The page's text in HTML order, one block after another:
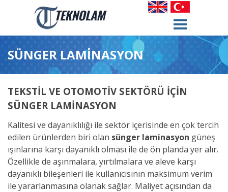
SÜNGER LAMİNASYON
TEKSTİL VE OTOMOTİV SEKTÖRÜ İÇİN
SÜNGER LAMİNASYON
Kalitesi ve dayanıklılığı ile sektör içerisinde en çok tercih
edilen ürünlerden biri olan sünger laminasyon güneş
ışınlarına karşı dayanıklı olması ile de ön planda yer alır.
Özellikle de aşınmalara, yırtılmalara ve aleve karşı
dayanıklı bileşenleri ile kullanıcısının maksimum verim
ile yararlanmasına olanak sağlar. Maliyet açısından da